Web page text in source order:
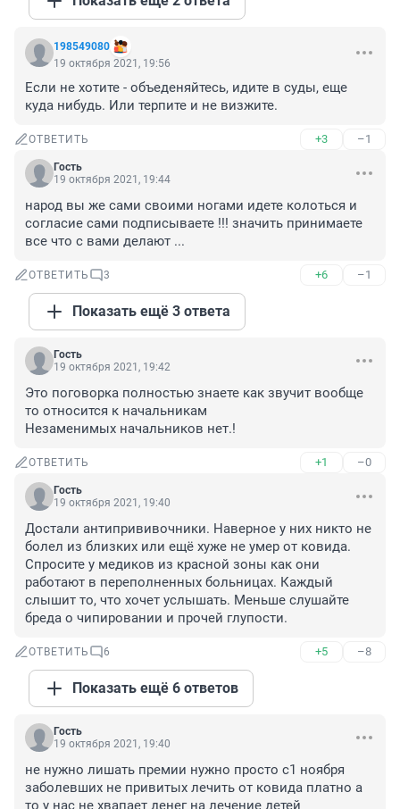
198549080
19 октября 2021, 19:56
Если не хотите - объеденяйтесь, идите в суды, еще
куда нибудь. Или терпите и не визжите.
ОТВЕТИТЬ +3 –1
Гость
19 октября 2021, 19:44
народ вы же сами своими ногами идете колоться и
согласие сами подписываете !!! значить принимаете
все что с вами делают ...
ОТВЕТИТЬ 3 +6 –1
Показать ещё 3 ответа
Гость
19 октября 2021, 19:42
Это поговорка полностью знаете как звучит вообще
то относится к начальникам
Незаменимых начальников нет.!
ОТВЕТИТЬ +1 –0
Гость
19 октября 2021, 19:40
Достали антипрививочники. Наверное у них никто не
болел из близких или ещё хуже не умер от ковида.
Спросите у медиков из красной зоны как они
работают в переполненных больницах. Каждый
слышит то, что хочет услышать. Меньше слушайте
бреда о чипировании и прочей глупости.
ОТВЕТИТЬ 6 +5 –8
Показать ещё 6 ответов
Гость
19 октября 2021, 19:40
не нужно лишать премии нужно просто с1 ноября
заболевших не привитых лечить от ковида платно а
то у нас не хвапает денег на лечение детей